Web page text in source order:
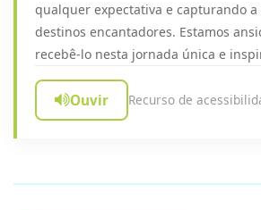
qualquer expectativa e capturando a
destinos encantadores. Estamos
recebê-lo nesta jornada única e
Ouvir Recurso de